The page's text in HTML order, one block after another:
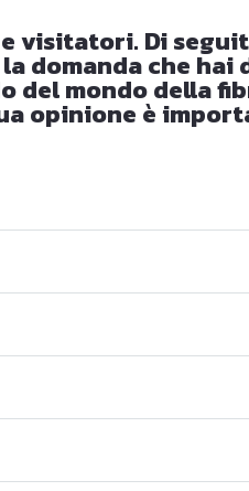
visitatori. Di
domanda che hai
mondo della
opinione è